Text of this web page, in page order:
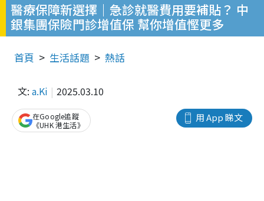
醫療保障新選擇｜急診就醫費用要補貼？ 中
銀集團保險門診增值保 幫你增值慳更多
首頁 生活話題 熱話
文: a.Ki 2025.03.10
用 App 睇文
在Google追蹤
《UHK 港生活》